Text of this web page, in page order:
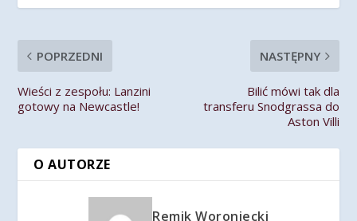
POPRZEDNI
Wieści z zespołu: Lanzini
gotowy na Newcastle!
NASTĘPNY
Bilić mówi tak dla
transferu Snodgrassa do
Aston Villi
O AUTORZE
Remik Woroniecki